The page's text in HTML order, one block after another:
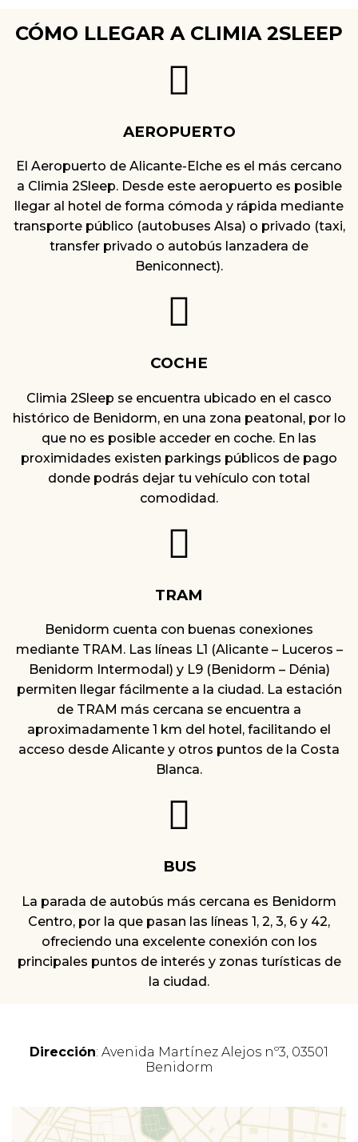
CÓMO LLEGAR A CLIMIA 2SLEEP
AEROPUERTO
El Aeropuerto de Alicante-Elche es el más cercano
a Climia 2Sleep. Desde este aeropuerto es posible
llegar al hotel de forma cómoda y rápida mediante
transporte público (autobuses Alsa) o privado (taxi,
transfer privado o autobús lanzadera de
Beniconnect).
COCHE
Climia 2Sleep se encuentra ubicado en el casco
histórico de Benidorm, en una zona peatonal, por lo
que no es posible acceder en coche. En las
proximidades existen parkings públicos de pago
donde podrás dejar tu vehículo con total
comodidad.
TRAM
Benidorm cuenta con buenas conexiones
mediante TRAM. Las líneas L1 (Alicante – Luceros –
Benidorm Intermodal) y L9 (Benidorm – Dénia)
permiten llegar fácilmente a la ciudad. La estación
de TRAM más cercana se encuentra a
aproximadamente 1 km del hotel, facilitando el
acceso desde Alicante y otros puntos de la Costa
Blanca.
BUS
La parada de autobús más cercana es Benidorm
Centro, por la que pasan las líneas 1, 2, 3, 6 y 42,
ofreciendo una excelente conexión con los
principales puntos de interés y zonas turísticas de
la ciudad.
Dirección: Avenida Martínez Alejos nº3, 03501
Benidorm